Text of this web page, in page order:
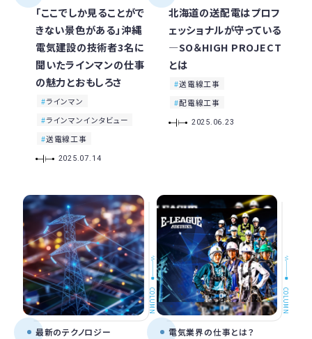
「ここでしか見ることがで
きない景色がある」沖縄
電気建設の技術者3名に
聞いたラインマンの仕事
の魅力とおもしろさ
ラインマン
ラインマンインタビュー
送電線工事
2025.07.14
北海道の送配電はプロフ
ェッショナルが守っている
―SO＆HIGH PROJECT
とは
送電線工事
配電線工事
2025.06.23
COLUMN
最新のテクノロジー
COLUMN
電気業界の仕事とは？